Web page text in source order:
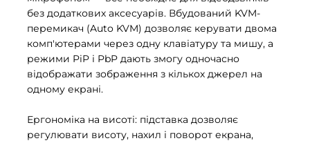
без додаткових аксесуарів. Вбудований KVM-
перемикач (Auto KVM) дозволяє керувати двома
комп'ютерами через одну клавіатуру та мишу, а
режими PiP і PbP дають змогу одночасно
відображати зображення з кількох джерел на
одному екрані.
Ергономіка на висоті: підставка дозволяє
регулювати висоту, нахил і поворот екрана,